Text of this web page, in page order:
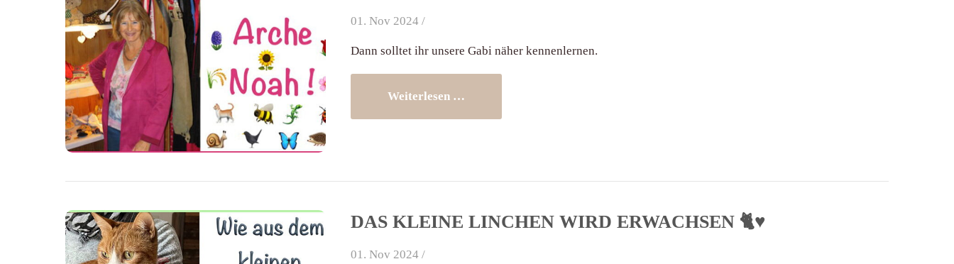
01. Nov 2024 /
Dann solltet ihr unsere Gabi näher kennenlernen.
Weiterlesen …
DAS KLEINE LINCHEN WIRD ERWACHSEN 🐈♥️
01. Nov 2024 /